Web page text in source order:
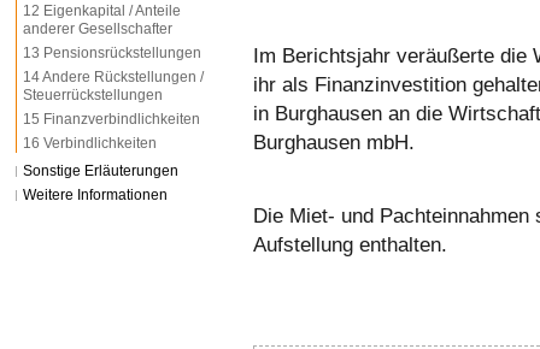
Im Berichtsjahr veräußerte die
ihr als Finanzinvestition
in Burghausen an die
Burghausen mbH.
Die Miet- und Pachteinnahmen
Aufstellung enthalten.
12 Eigenkapital / Anteile
anderer Gesellschafter
13 Pensionsrückstellungen
14 Andere Rückstellungen /
Steuerrückstellungen
15 Finanzverbindlichkeiten
16 Verbindlichkeiten
Sonstige Erläuterungen
Weitere Informationen